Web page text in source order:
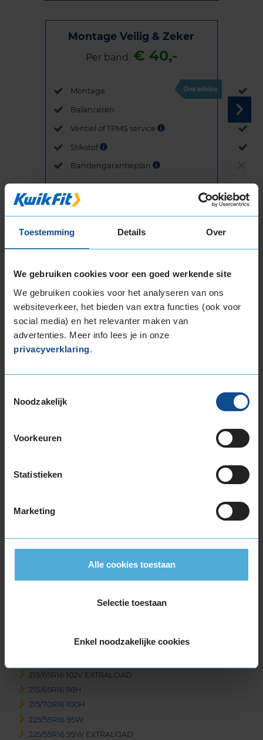
Toestemming Details Over
We gebruiken cookies voor een goed werkende site
We gebruiken cookies voor het analyseren van ons
websiteverkeer, het bieden van extra functies (ook voor
social media) en het relevanter maken van
advertenties. Meer info lees je in onze
privacyverklaring.
Noodzakelijk
Voorkeuren
Statistieken
Marketing
Alle cookies toestaan
Selectie toestaan
Enkel noodzakelijke cookies
Montage Veilig & Zeker
Per band € 40,-
Montage
Balanceren
Ventiel of TPMS service
Stikstof
Bandengarantieplan
of
Beschikbare bandenmaten
16-inch banden
195/55R16 87H
195/55R16 91V EXTRALOAD
195/60R16 89H
205/55R16 91H
205/55R16 94H EXTRALOAD
205/60R16 92H
205/60R16 96H EXTRALOAD
215/55R16 97W EXTRALOAD
215/60R16 99H EXTRALOAD
215/65R16 102V EXTRALOAD
215/65R16 98H
215/70R16 100H
225/55R16 95W
225/55R16 99W EXTRALOAD